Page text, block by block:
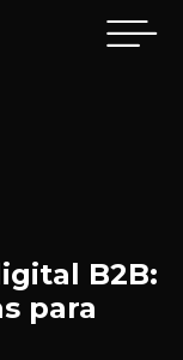
B2B:
para